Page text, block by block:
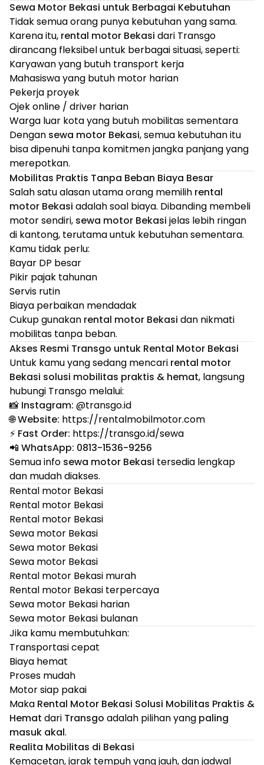
Sewa Motor Bekasi untuk Berbagai Kebutuhan
Tidak semua orang punya kebutuhan yang sama.
Karena itu, rental motor Bekasi dari Transgo
dirancang fleksibel untuk berbagai situasi, seperti:
Karyawan yang butuh transport kerja
Mahasiswa yang butuh motor harian
Pekerja proyek
Ojek online / driver harian
Warga luar kota yang butuh mobilitas sementara
Dengan sewa motor Bekasi, semua kebutuhan itu
bisa dipenuhi tanpa komitmen jangka panjang yang
merepotkan.
Mobilitas Praktis Tanpa Beban Biaya Besar
Salah satu alasan utama orang memilih rental
motor Bekasi adalah soal biaya. Dibanding membeli
motor sendiri, sewa motor Bekasi jelas lebih ringan
di kantong, terutama untuk kebutuhan sementara.
Kamu tidak perlu:
Bayar DP besar
Pikir pajak tahunan
Servis rutin
Biaya perbaikan mendadak
Cukup gunakan rental motor Bekasi dan nikmati
mobilitas tanpa beban.
Akses Resmi Transgo untuk Rental Motor Bekasi
Untuk kamu yang sedang mencari rental motor
Bekasi solusi mobilitas praktis & hemat, langsung
hubungi Transgo melalui:
📸 Instagram: @transgo.id
🌐Website: https://rentalmobilmotor.com
⚡ Fast Order: https://transgo.id/sewa
📲 WhatsApp: 0813-1536-9256
Semua info sewa motor Bekasi tersedia lengkap
dan mudah diakses.
Rental motor Bekasi
Rental motor Bekasi
Rental motor Bekasi
Sewa motor Bekasi
Sewa motor Bekasi
Sewa motor Bekasi
Rental motor Bekasi murah
Rental motor Bekasi terpercaya
Sewa motor Bekasi harian
Sewa motor Bekasi bulanan
Jika kamu membutuhkan:
Transportasi cepat
Biaya hemat
Proses mudah
Motor siap pakai
Maka Rental Motor Bekasi Solusi Mobilitas Praktis &
Hemat dari Transgo adalah pilihan yang paling
masuk akal.
Realita Mobilitas di Bekasi
Kemacetan, jarak tempuh yang jauh, dan jadwal